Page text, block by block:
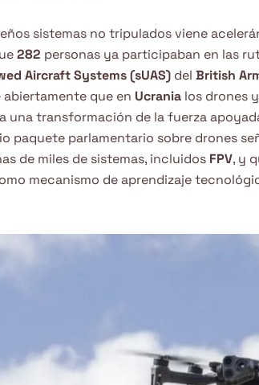
sistemas no tripulados viene
282 personas ya participaban en las
Aircraft Systems (sUAS) del British
abiertamente que en Ucrania los drones
una transformación de la fuerza
paquete parlamentario sobre drones
de miles de sistemas, incluidos FPV, y
mecanismo de aprendizaje